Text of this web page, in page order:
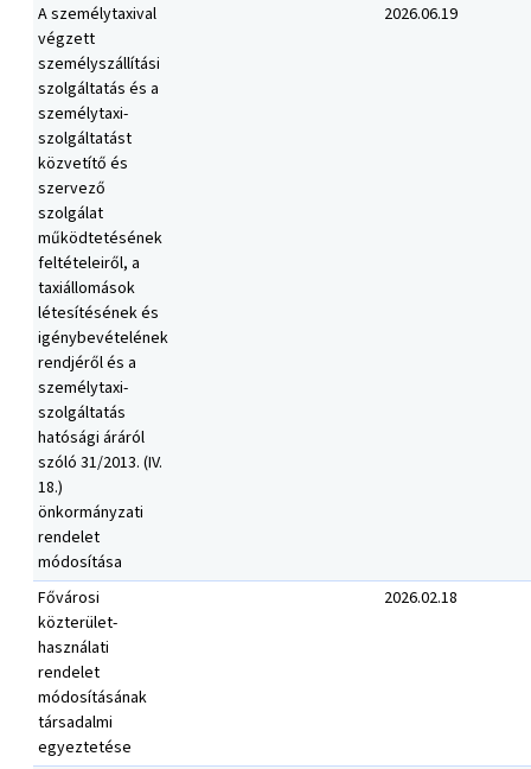
A személytaxival
végzett
személyszállítási
szolgáltatás és a
személytaxi-
szolgáltatást
közvetítő és
szervező
szolgálat
működtetésének
feltételeiről, a
taxiállomások
létesítésének és
igénybevételének
rendjéről és a
személytaxi-
szolgáltatás
hatósági áráról
szóló 31/2013. (IV.
18.)
önkormányzati
rendelet
módosítása
2026.06.19
Fővárosi
közterület-
használati
rendelet
módosításának
társadalmi
egyeztetése
2026.02.18